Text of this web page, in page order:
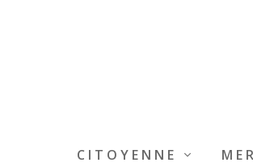
CITOYENNE